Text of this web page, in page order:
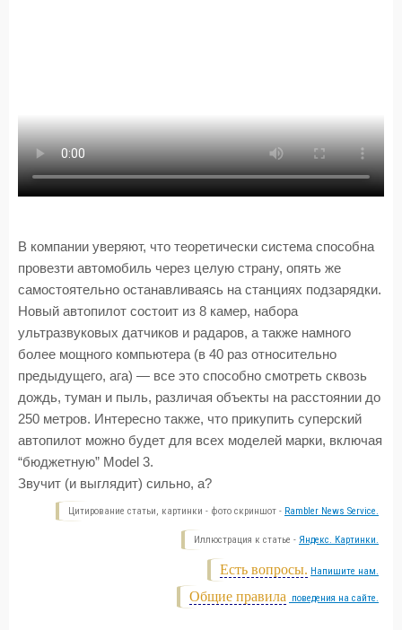
В компании уверяют, что теоретически система способна
провезти автомобиль через целую страну, опять же
самостоятельно останавливаясь на станциях подзарядки.
Новый автопилот состоит из 8 камер, набора
ультразвуковых датчиков и радаров, а также намного
более мощного компьютера (в 40 раз относительно
предыдущего, ага) — все это способно смотреть сквозь
дождь, туман и пыль, различая объекты на расстоянии до
250 метров. Интересно также, что прикупить суперский
автопилот можно будет для всех моделей марки, включая
“бюджетную” Model 3.
Звучит (и выглядит) сильно, а?
Цитирование статьи, картинки - фото скриншот - Rambler News Service.
Иллюстрация к статье - Яндекс. Картинки.
Есть вопросы. Напишите нам.
Общие правила поведения на сайте.